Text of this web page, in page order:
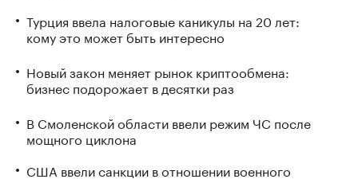
Турция ввела налоговые каникулы на 20 лет:
кому это может быть интересно
Новый закон меняет рынок криптообмена:
бизнес подорожает в десятки раз
В Смоленской области ввели режим ЧС после
мощного циклона
США ввели санкции в отношении военного